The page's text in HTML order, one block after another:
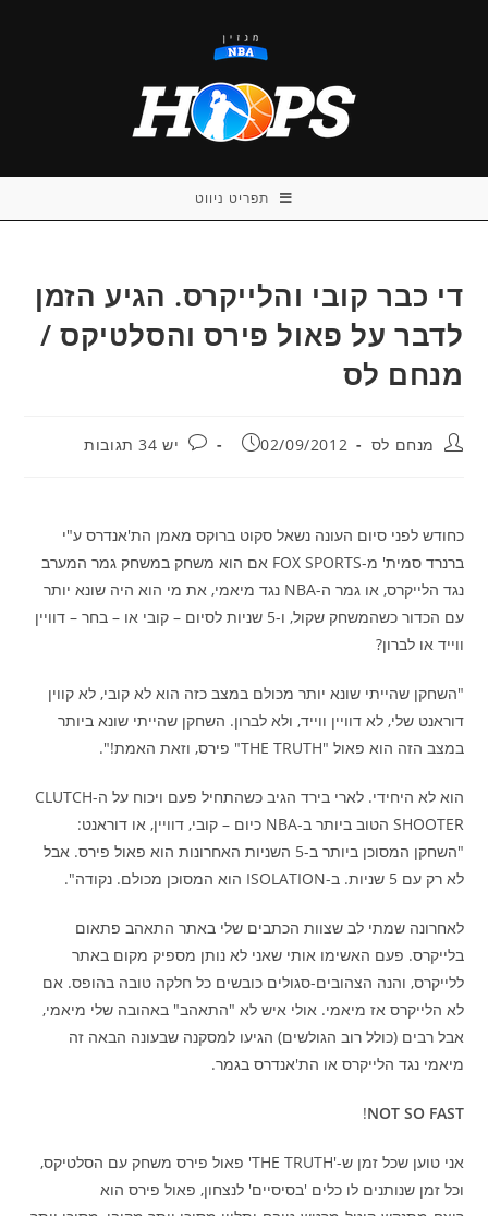
תפריט ניווט
די כבר קובי והלייקרס. הגיע הזמן
לדבר על פאול פירס והסלטיקס /
מנחם לס
מחבר:מנחם לס פורסם:
02/09/2012 תגובות:
יש 34 תגובות
כחודש לפני סיום העונה נשאל סקוט ברוקס מאמן הת'אנדרס ע"י
ברנרד סמית' מ-FOX SPORTS אם הוא משחק במשחק גמר המערב
נגד הלייקרס, או גמר ה-NBA נגד מיאמי, את מי הוא היה שונא יותר
עם הכדור כשהמשחק שקול, ו-5 שניות לסיום – קובי או – בחר – דוויין
ווייד או לברון?
"השחקן שהייתי שונא יותר מכולם במצב כזה הוא לא קובי, לא קווין
דוראנט שלי, לא דוויין ווייד, ולא לברון. השחקן שהייתי שונא ביותר
במצב הזה הוא פאול "THE TRUTH" פירס, וזאת האמת!".
הוא לא היחידי. לארי בירד הגיב כשהתחיל פעם ויכוח על ה-CLUTCH
SHOOTER הטוב ביותר ב-NBA כיום – קובי, דוויין, או דוראנט:
"השחקן המסוכן ביותר ב-5 השניות האחרונות הוא פאול פירס. אבל
לא רק עם 5 שניות. ב-ISOLATION הוא המסוכן מכולם. נקודה".
לאחרונה שמתי לב שצוות הכתבים שלי באתר התאהב פתאום
בלייקרס. פעם האשימו אותי שאני לא נותן מספיק מקום באתר
ללייקרס, והנה הצהובים-סגולים כובשים כל חלקה טובה בהופס. אם
לא הלייקרס אז מיאמי. אולי איש לא "התאהב" באהובה שלי מיאמי,
אבל רבים (כולל רוב הגולשים) הגיעו למסקנה שבעונה הבאה זה
מיאמי נגד הלייקרס או הת'אנדרס בגמר.
NOT SO FAST
!
אני טוען שכל זמן ש-'THE TRUTH' פאול פירס משחק עם הסלטיקס,
וכל זמן שנותנים לו כלים 'בסיסיים' לנצחון, פאול פירס הוא